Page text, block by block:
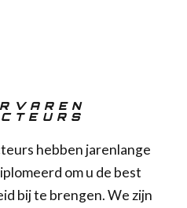
hebben jarenlange
om u de best
bij te brengen. We zijn